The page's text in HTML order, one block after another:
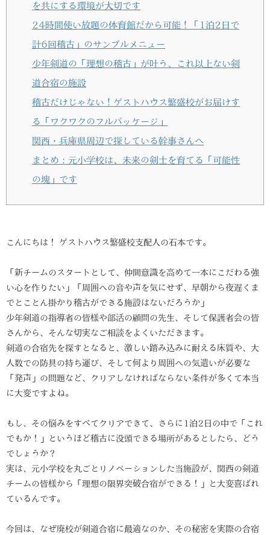
を共にする環境が大切です
24時間使い放題の体育館だから可能！「1泊2日で
計6回稽古」のサンプルメニュー
少年剣道の「理想の稽古」が叶う、これ以上ない剣
道合宿の施設
稽古だけじゃない！ゲストハウス繁盛校がお届けす
る「ワクワクのフルパッケージ」
関西・兵庫県周辺で探している幹事さんへ
まとめ：元小学校は、未来の剣士を育てる「可能性
の塊」です
こんにちは！ ゲストハウス繁盛校支配人の石本です。
「新チームのスタートとして、仲間意識を高めて一本にこだわる強
い心を作りたい」「周囲への音や声を気にせず、早朝から夜遅くま
でとことん掛かり稽古ができる施設はないだろうか」
少年剣道の指導者の皆様や部活の顧問の先生、そして保護者会の皆
さんから、そんな切実なご相談をよくいただきます。
剣道の合宿先を探すとなると、激しい踏み込みに耐える床質や、大
人数での防具の持ち運び、そして何より周囲への気遣いが必要な
「発声」の問題など、クリアしなければならない条件が多くて本当
に大変ですよね。
もし、その悩みをすべてクリアできて、さらに1泊2日の中で「これ
でもか！」というほど稽古に没頭できる場所があるとしたら、どう
でしょうか？
実は、元小学校を丸ごとリノベーションした当施設が、関西の剣道
チームの皆様から「理想の限界突破合宿ができる！」と大変喜ばれ
ているんです。
今回は、なぜ廃校が剣道合宿に最適なのか、その秘密を実際の合宿